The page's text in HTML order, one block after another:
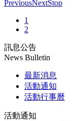
PreviousNextStop
1
2
訊息公告
News Bulletin
最新消息
活動通知
活動行事曆
活動通知